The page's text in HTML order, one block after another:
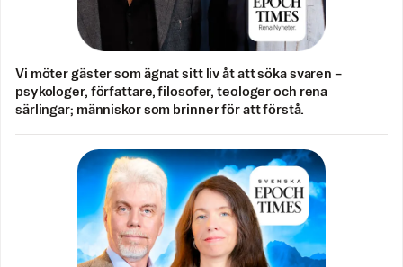
Vi möter gäster som ägnat sitt liv åt att söka svaren –
psykologer, författare, filosofer, teologer och rena
särlingar; människor som brinner för att förstå.